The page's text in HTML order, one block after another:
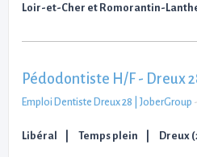
Loir-et-Cher et Romorantin-
Pédodontiste H/F - Dreux
Emploi Dentiste Dreux 28 | JoberGroup -
Libéral Temps plein Dreux